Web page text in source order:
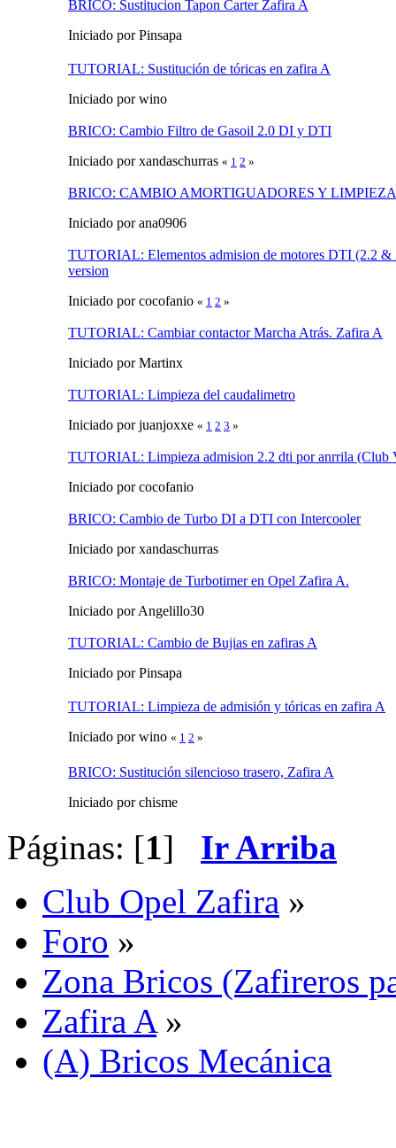
BRICO: Sustitucion Tapon Carter Zafira A
Iniciado por Pinsapa
TUTORIAL: Sustitución de tóricas en zafira A
Iniciado por wino
BRICO: Cambio Filtro de Gasoil 2.0 DI y DTI
Iniciado por xandaschurras « 1 2 »
BRICO: CAMBIO AMORTIGUADORES Y
Iniciado por ana0906
TUTORIAL: Elementos admision de motores DTI (2.2 &
version
Iniciado por cocofanio « 1 2 »
TUTORIAL: Cambiar contactor Marcha Atrás. Zafira A
Iniciado por Martinx
TUTORIAL: Limpieza del caudalimetro
Iniciado por juanjoxxe « 1 2 3 »
TUTORIAL: Limpieza admision 2.2 dti por anrrila (Club
Iniciado por cocofanio
BRICO: Cambio de Turbo DI a DTI con Intercooler
Iniciado por xandaschurras
BRICO: Montaje de Turbotimer en Opel Zafira A.
Iniciado por Angelillo30
TUTORIAL: Cambio de Bujias en zafiras A
Iniciado por Pinsapa
TUTORIAL: Limpieza de admisión y tóricas en zafira A
Iniciado por wino « 1 2 »
BRICO: Sustitución silencioso trasero, Zafira A
Iniciado por chisme
Páginas: [1] Ir Arriba
Club Opel Zafira »
Foro »
Zona Bricos (Zafireros
Zafira A»
(A) Bricos Mecánica